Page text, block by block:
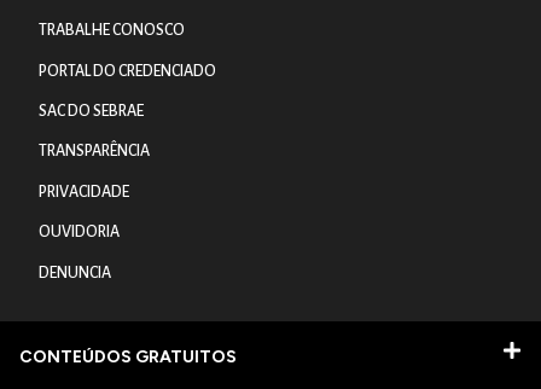
TRABALHE CONOSCO
PORTAL DO CREDENCIADO
SAC DO SEBRAE
TRANSPARÊNCIA
PRIVACIDADE
OUVIDORIA
DENUNCIA
CONTEÚDOS GRATUITOS